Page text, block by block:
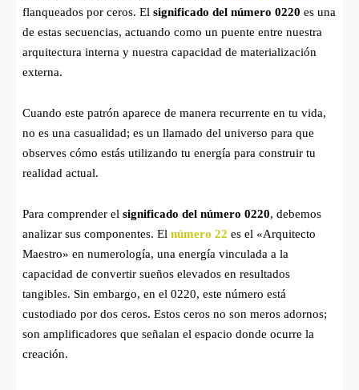
flanqueados por ceros. El significado del número 0220 es una
de estas secuencias, actuando como un puente entre nuestra
arquitectura interna y nuestra capacidad de materialización
externa.
Cuando este patrón aparece de manera recurrente en tu vida,
no es una casualidad; es un llamado del universo para que
observes cómo estás utilizando tu energía para construir tu
realidad actual.
Para comprender el significado del número 0220, debemos
analizar sus componentes. El número 22 es el «Arquitecto
Maestro» en numerología, una energía vinculada a la
capacidad de convertir sueños elevados en resultados
tangibles. Sin embargo, en el 0220, este número está
custodiado por dos ceros. Estos ceros no son meros adornos;
son amplificadores que señalan el espacio donde ocurre la
creación.